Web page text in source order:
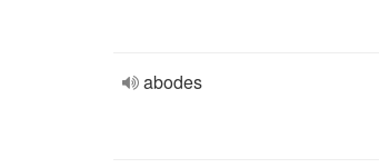
abodes